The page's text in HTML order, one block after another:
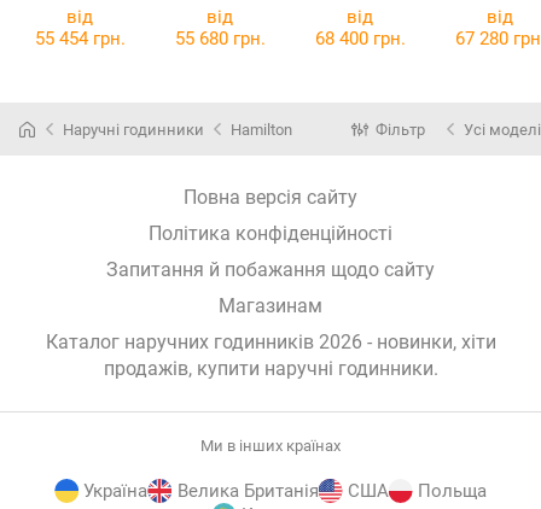
37.00
Expedition
Auto
08006 3M
від
55 454 грн.
від
55 680 грн.
від
68 400 грн.
від
67 280
Наручні годинники Hamilton Фільтр Усі моделі
Повна версія сайту
Політика конфіденційності
Запитання й побажання щодо сайту
Магазинам
Каталог наручних годинників 2026 - новинки, хіти
продажів, купити наручні годинники.
Ми в інших країнах
Україна Велика Британія США
Польща